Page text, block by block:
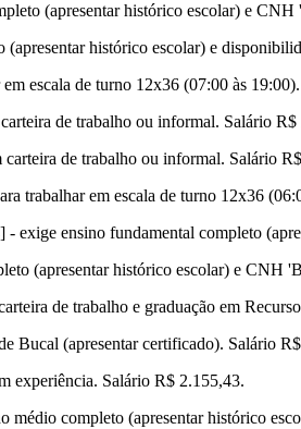
(apresentar histórico escolar) e
histórico escolar) e
escala de turno 12x36 (07:00 às
de trabalho ou informal. Salário R$
de trabalho ou informal. Salário
trabalhar em escala de turno 12x36
exige ensino fundamental completo
(apresentar histórico escolar) e CNH
de trabalho e graduação em
Bucal (apresentar certificado). Salário
experiência. Salário R$ 2.155,43.
completo (apresentar histórico